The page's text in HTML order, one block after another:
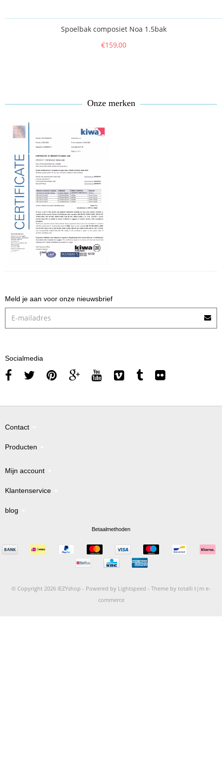
Spoelbak composiet Noa 1.5bak
€159,00
Onze merken
Meld je aan voor onze nieuwsbrief
Socialmedia
Contact
Producten
Mijn account
Klantenservice
blog
Betaalmethoden
© Copyright 2026 IEZYshop - Powered by Lightspeed - Theme by totalli t|m e-
commerce